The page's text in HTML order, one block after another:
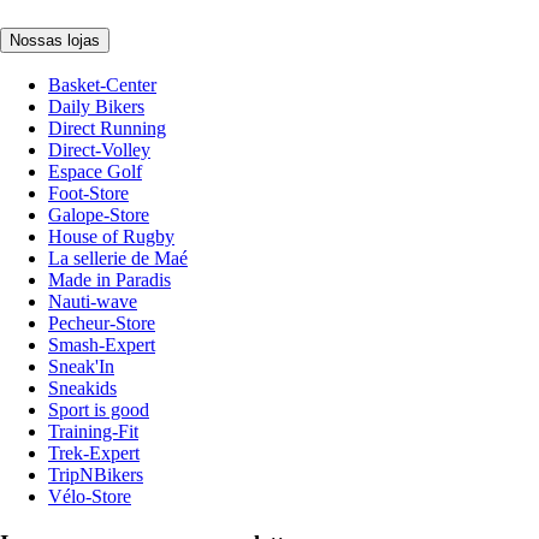
Nossas lojas
Basket-Center
Daily Bikers
Direct Running
Direct-Volley
Espace Golf
Foot-Store
Galope-Store
House of Rugby
La sellerie de Maé
Made in Paradis
Nauti-wave
Pecheur-Store
Smash-Expert
Sneak'In
Sneakids
Sport is good
Training-Fit
Trek-Expert
TripNBikers
Vélo-Store